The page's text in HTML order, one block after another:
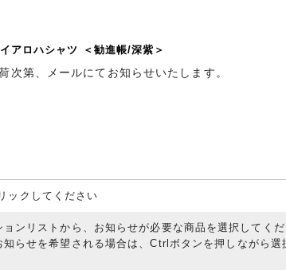
アロハシャツ ＜勧進帳/深紫＞
次第、メールにてお知らせいたします。
ックしてください
ンリストから、お知らせが必要な商品を選択してくだ
らせを希望される場合は、Ctrlボタンを押しながら選